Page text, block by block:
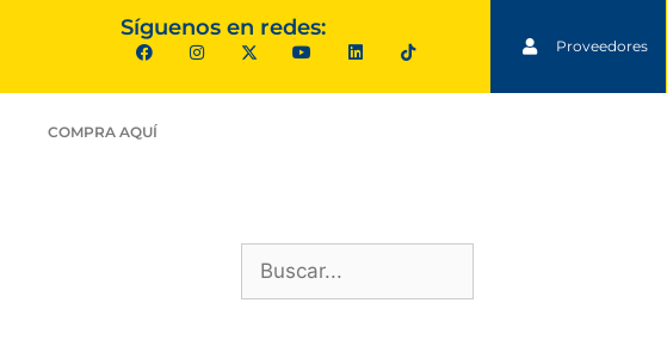
Síguenos en redes:
Proveedores
COMPRA AQUÍ